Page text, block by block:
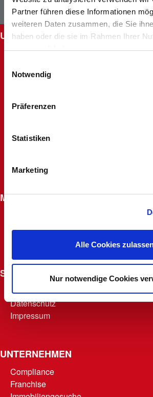
Partner führen diese Informationen
weiteren Daten zusammen, die Sie
haben oder die sie im Rahmen Ihrer
gesammelt haben.
Notwendig
Präferenzen
Statistiken
Marketing
Alle Cookies
Nur notwendige Cookies
Instagram
UNSERE SERVICES
Abholung im Markt
FAQ - Häufig gestellte Fragen
Kontakt
Unsere Märkte
Widerruf oder Reklamation anlegen
Widerrufsrecht für Fernabsatzverträge
MACHERKARTE
Macherfamilie
SONSTIGES
AGB
Datenschutz
Impressum
UNTERNEHMEN
Compliance
Franchise